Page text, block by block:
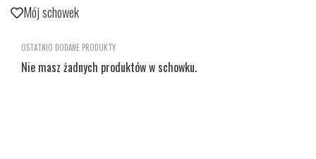
Mój schowek
OSTATNIO DODANE PRODUKTY
Nie masz żadnych produktów w schowku.